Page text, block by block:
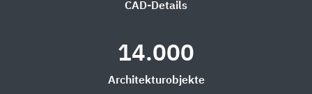
CAD-Details
14.000
Architekturobjekte